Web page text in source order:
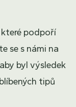
podpoří
se s námi na
byl výsledek
tipů